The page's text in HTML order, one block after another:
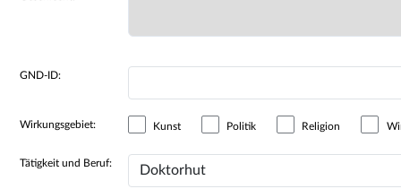
GND-ID:
Wirkungsgebiet: Kunst Politik Religion
Tätigkeit und Beruf: